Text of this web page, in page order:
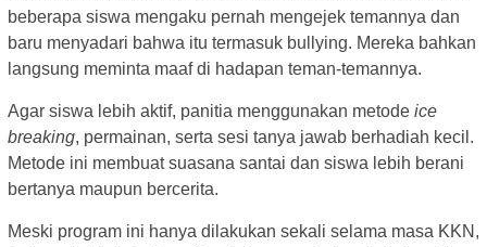
beberapa siswa mengaku pernah mengejek temannya dan
baru menyadari bahwa itu termasuk bullying. Mereka bahkan
langsung meminta maaf di hadapan teman-temannya.
Agar siswa lebih aktif, panitia menggunakan metode ice
breaking, permainan, serta sesi tanya jawab berhadiah kecil.
Metode ini membuat suasana santai dan siswa lebih berani
bertanya maupun bercerita.
Meski program ini hanya dilakukan sekali selama masa KKN,